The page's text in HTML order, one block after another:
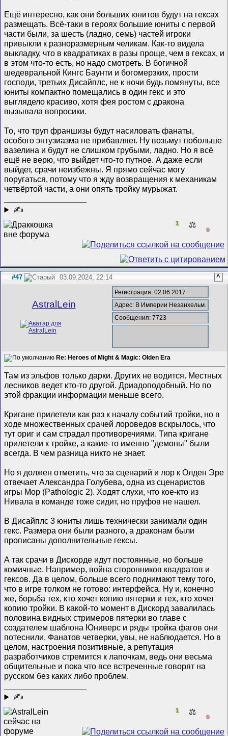
Ещё интересно, как они больших юнитов будут на гексах
размещать. Всё-таки в героях большие юниты с первой
части были, за шесть (ладно, семь) частей игроки
привыкли к разноразмерным челикам. Как-то видела
выкладку, что в квадратиках в разы проще, чем в гексах, и
в этом что-то есть, но надо смотреть. В богичной
шедевральной Кингс Баунти и богомерзких, прости
господи, третьих Дисайплс, не к ночи будь помянуты, все
юниты компактно помещались в один гекс и это
выглядело красиво, хотя фея ростом с дракона
вызывала вопросики.
То, что труп франшизы будут насиловать фанаты,
особого энтузиазма не прибавляет. Ну возьмут побольше
вазелина и будут не слишком грубыми, ладно. Но я всё
ещё не верю, что выйдет что-то путное. А даже если
выйдет, срачи неизбежны. Я прямо сейчас могу
поругаться, потому что я жду возвращения к механикам
четвёртой части, а они опять тройку мурыжат.
✍
1 ⚖️
0
#47 03.09.2024, 22:14 ^
AstralLein
Регистрация: 02.06.2017
Адрес: В Империи Незанхельм.
Сообщения: 7723
Re: Heroes of Might & Magic: Olden Era
Там из эльфов только дарки. Других не водится. Местных
лесников ведет кто-то другой. Дриадоподобный. Но по
этой фракции информации меньше всего.
Кригане прилетели как раз к началу событий тройки, но в
ходе множественных срачей лороведов вскрылось, что
тут ориг и сам страдал противоречиями. Типа кригане
прилетели к тройке, а какие-то именно "демоны" были
всегда. В чем разница никто не знает.
Но я должен отметить, что за сценарий и лор к Олден Эре
отвечает Александра Голубева, одна из сценаристов
игры Мор (Pathologic 2). Ходят слухи, что кое-кто из
Нивала в команде тоже сидит, но пруфов не нашел.
В Дисайплс 3 юниты лишь технически занимали один
гекс. Размера они были разного, а драконам были
прописаны дополнительные гексы.
А так срачи в Дискорде идут постоянные, но больше
комичные. Например, война сторонников квадратов и
гексов. Да в целом, больше всего поднимают тему того,
что в игре толком не готово: интерфейса. Ну и, конечно
же, борьба тех, кто хочет копию пятерки и тех, кто хочет
копию тройки. В какой-то момент в Дискорд завалилась
половина видных стримеров пятерки во главе с
создателем шаблона Юниверс и ряды тройка фагов они
потеснили. Фанатов четверки, увы, не наблюдается. Но в
целом, настроения позитивные, а репутация
разработчиков стремится к лапочкам, ведь они весьма
общительные и пока что все встреченные говорят на
русском без каких либо проблем.
✍
1 ⚖️
0